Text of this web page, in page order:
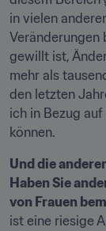
in vielen
Veränderungen
gewillt ist,
mehr als
den letzten
ich in Bezug
können.
Und die
Haben Sie
von Frauen
ist eine riesige